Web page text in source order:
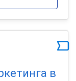
в